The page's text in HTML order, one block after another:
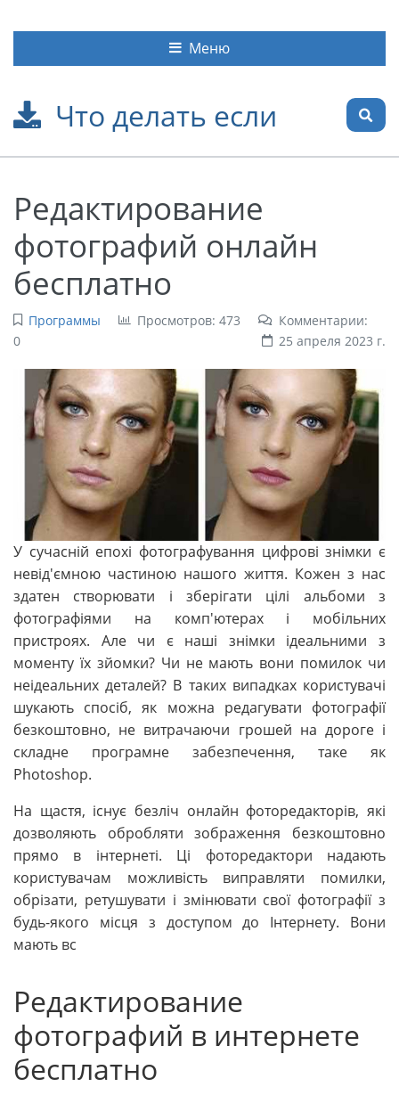
Что делать если
Меню
Редактирование
фотографий онлайн
бесплатно
Программы Просмотров: 473
Комментарии:
0
25 апреля 2023 г.
У сучасній епохі фотографування цифрові знімки є
невід'ємною частиною нашого життя. Кожен з нас
здатен створювати і зберігати цілі альбоми з
фотографіями на комп'ютерах і мобільних
пристроях. Але чи є наші знімки ідеальними з
моменту їх зйомки? Чи не мають вони помилок чи
неідеальних деталей? В таких випадках користувачі
шукають спосіб, як можна редагувати фотографії
безкоштовно, не витрачаючи грошей на дороге і
складне програмне забезпечення, таке як
Photoshop.
На щастя, існує безліч онлайн фоторедакторів, які
дозволяють обробляти зображення безкоштовно
прямо в інтернеті. Ці фоторедактори надають
користувачам можливість виправляти помилки,
обрізати, ретушувати і змінювати свої фотографії з
будь-якого місця з доступом до Інтернету. Вони
мають вс
Редактирование
фотографий в интернете
бесплатно